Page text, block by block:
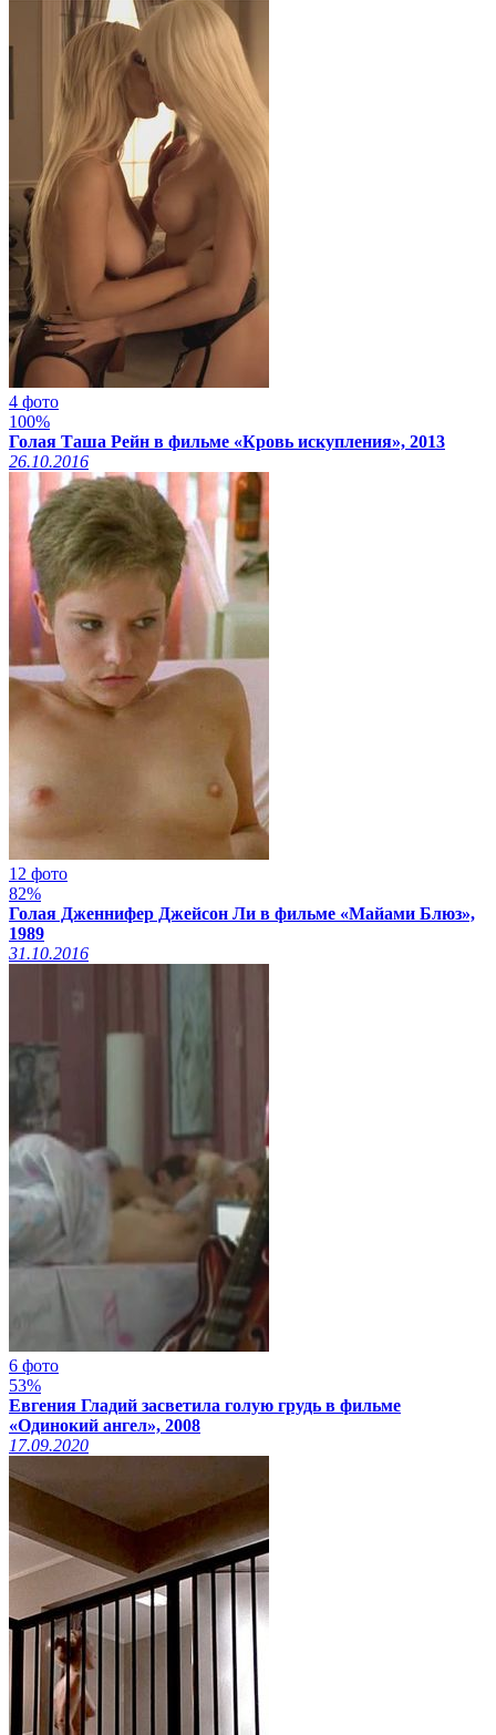
4 фото
100%
Голая Таша Рейн в фильме «Кровь искупления», 2013
26.10.2016
12 фото
82%
Голая Дженнифер Джейсон Ли в фильме «Майами Блюз»,
1989
31.10.2016
6 фото
53%
Евгения Гладий засветила голую грудь в фильме
«Одинокий ангел», 2008
17.09.2020